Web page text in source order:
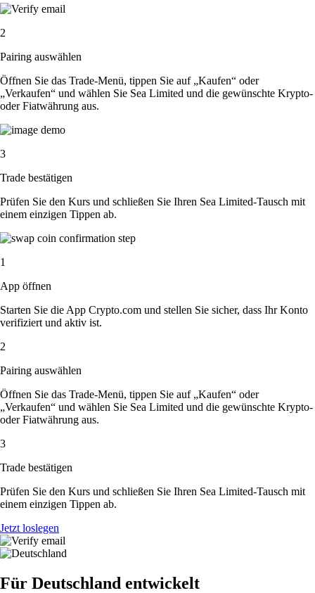
2
Pairing auswählen
Öffnen Sie das Trade-Menü, tippen Sie auf „Kaufen“ oder
„Verkaufen“ und wählen Sie Sea Limited und die gewünschte Krypto-
oder Fiatwährung aus.
3
Trade bestätigen
Prüfen Sie den Kurs und schließen Sie Ihren Sea Limited-Tausch mit
einem einzigen Tippen ab.
1
App öffnen
Starten Sie die App Crypto.com und stellen Sie sicher, dass Ihr Konto
verifiziert und aktiv ist.
2
Pairing auswählen
Öffnen Sie das Trade-Menü, tippen Sie auf „Kaufen“ oder
„Verkaufen“ und wählen Sie Sea Limited und die gewünschte Krypto-
oder Fiatwährung aus.
3
Trade bestätigen
Prüfen Sie den Kurs und schließen Sie Ihren Sea Limited-Tausch mit
einem einzigen Tippen ab.
Jetzt loslegen
Für Deutschland entwickelt